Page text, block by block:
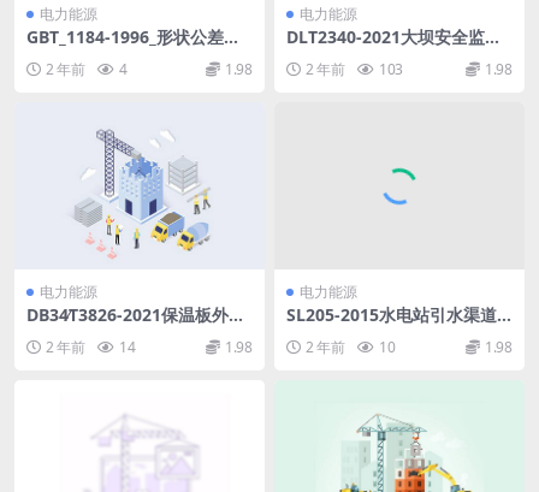
电力能源
GBT_1184-1996_形状公差和
位置公差_未注公差值.pdf
2 年前 4 1.98
电力能源
DLT2340-2021大坝安全监测
资料分析规程(14.73MB)pdf
2 年前 103 1.98
电力能源
DB34∕T3826-2021保温板外墙
2 年前 14 1.98
电力能源
SL205-2015水电站引水渠道
及前池设计规范(24.25MB)pd
f
2 年前 10 1.98